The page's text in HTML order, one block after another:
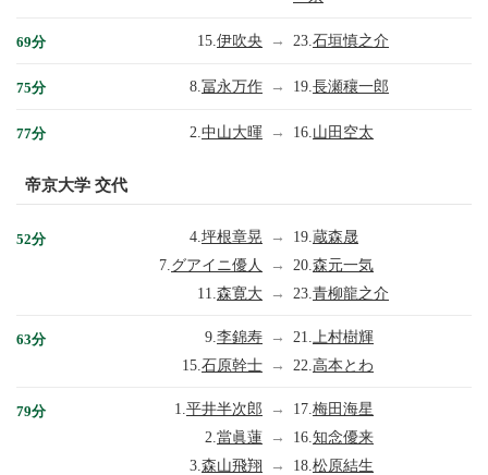
69分 15. 伊吹央 → 23. 石垣慎之介
75分 8. 冨永万作 → 19. 長瀬穰一郎
77分 2. 中山大暉 → 16. 山田空太
帝京大学 交代
52分 4. 坪根章晃 → 19. 蔵森晟
7. グアイニ優人 → 20. 森元一気
11. 森寛大 → 23. 青柳龍之介
63分 9. 李錦寿 → 21.
上村樹輝
15. 石原幹士 → 22. 高本とわ
79分 1. 平井半次郎 → 17. 梅田海星
2. 當眞蓮 → 16. 知念優来
3. 森山飛翔 → 18. 松原結生